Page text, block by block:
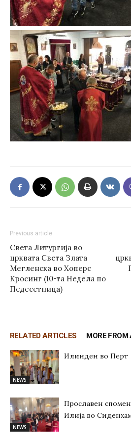
Previous article
Света Литургија во
црквата Света Злата
Мегленска во Хоперс
Кросинг (10-та Недела по
Педесетница)
RELATED ARTICLES MORE FROM
NEWS
Илинден во Перт
NEWS
Прославен
Илија во